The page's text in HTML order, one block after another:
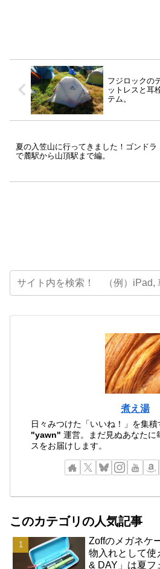
フジロックの
ットレスと耳
テム。
夏の入笠山に行ってきました！ゴンドラ
で麓駅から山頂駅まで編。
煮え湯
日々みつけた「いいね！」を集
"yawn" 運営。まだ見ぬあなたに
スをお届けします。
このカテゴリの人気記事
Zoffのメガネケ
物入れとして使
& DAY」は夏フ